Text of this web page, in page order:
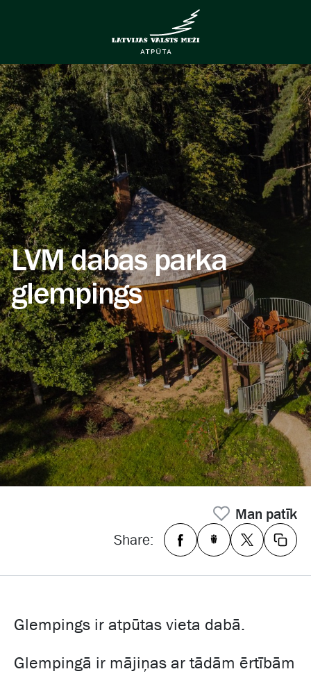
LVM dabas parka
glempings
Man patīk
Share:
Glempings ir atpūtas vieta dabā.
Glempingā ir mājiņas ar tādām ērtībām